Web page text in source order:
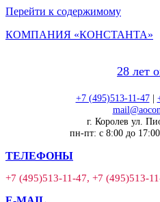
Перейти к содержимому
КОМПАНИЯ «КОНСТАНТА»
28 лет
+7 (495)513-11-47|
г. Королев ул.
пн-пт: с 8:00 до
ТЕЛЕФОНЫ
+7 (495)513-11-47, +7 (495)513-